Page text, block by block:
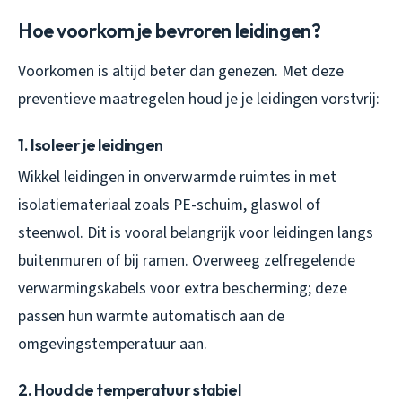
Hoe voorkom je bevroren leidingen?
Voorkomen is altijd beter dan genezen. Met deze
preventieve maatregelen houd je je leidingen vorstvrij:
1. Isoleer je leidingen
Wikkel leidingen in onverwarmde ruimtes in met
isolatiemateriaal zoals PE-schuim, glaswol of
steenwol. Dit is vooral belangrijk voor leidingen langs
buitenmuren of bij ramen. Overweeg zelfregelende
verwarmingskabels voor extra bescherming; deze
passen hun warmte automatisch aan de
omgevingstemperatuur aan.
2. Houd de temperatuur stabiel